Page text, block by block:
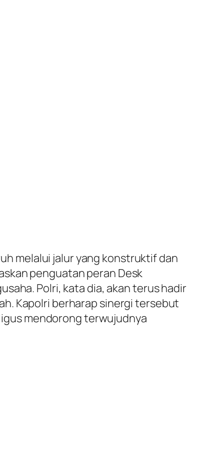
melalui jalur yang konstruktif dan
penguatan peran Desk
Polri, kata dia, akan terus hadir
Kapolri berharap sinergi tersebut
mendorong terwujudnya